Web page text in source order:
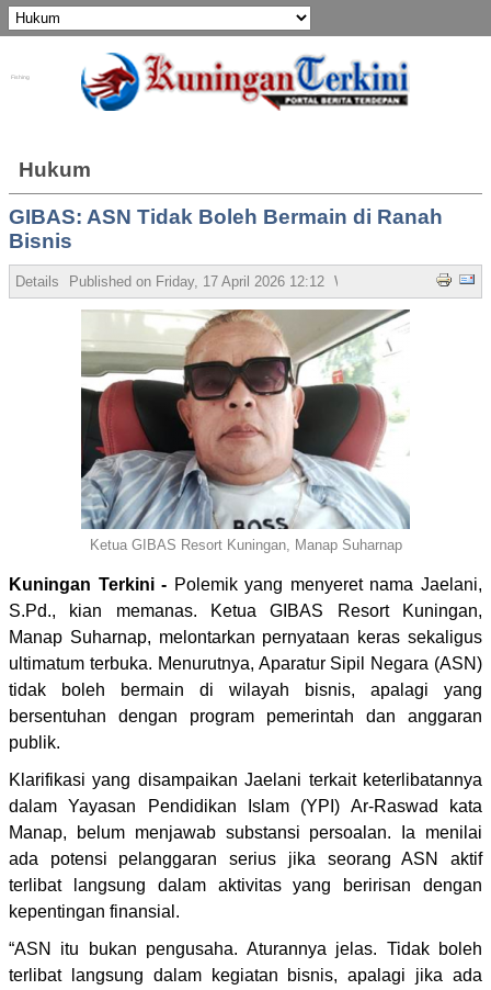
Hukum
GIBAS: ASN Tidak Boleh Bermain di Ranah
Bisnis
Details Published on Friday, 17 April 2026 12:12 Written by Admin Hits:
Ketua GIBAS Resort Kuningan, Manap Suharnap
Kuningan Terkini - Polemik yang menyeret nama Jaelani,
S.Pd., kian memanas. Ketua GIBAS Resort Kuningan,
Manap Suharnap, melontarkan pernyataan keras sekaligus
ultimatum terbuka. Menurutnya, Aparatur Sipil Negara (ASN)
tidak boleh bermain di wilayah bisnis, apalagi yang
bersentuhan dengan program pemerintah dan anggaran
publik.
Klarifikasi yang disampaikan Jaelani terkait keterlibatannya
dalam Yayasan Pendidikan Islam (YPI) Ar-Raswad kata
Manap, belum menjawab substansi persoalan. Ia menilai
ada potensi pelanggaran serius jika seorang ASN aktif
terlibat langsung dalam aktivitas yang beririsan dengan
kepentingan finansial.
“ASN itu bukan pengusaha. Aturannya jelas. Tidak boleh
terlibat langsung dalam kegiatan bisnis, apalagi jika ada
Fishing